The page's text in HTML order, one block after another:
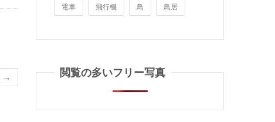
→
電車 飛行機 鳥 鳥居
閲覧の多いフリー写真